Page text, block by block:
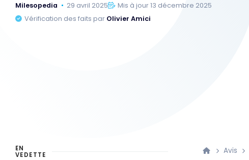
Milesopedia 29 avril 2025
Mis à jour 13 décembre 2025
Vérification des faits par Olivier Amici
Avis
EN
VEDETTE